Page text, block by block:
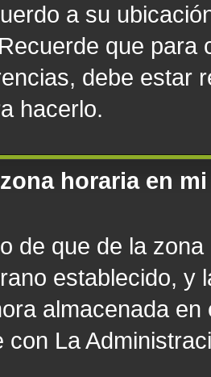
a su
que para
debe estar
hacerlo.
horaria en
de que de la
establecido, y
almacenada
con La